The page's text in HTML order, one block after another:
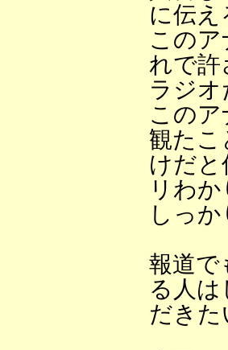
に伝え
この
れで許
ラジ
この
観たこ
けだ
リわ
しっ
報道で
る人
だき